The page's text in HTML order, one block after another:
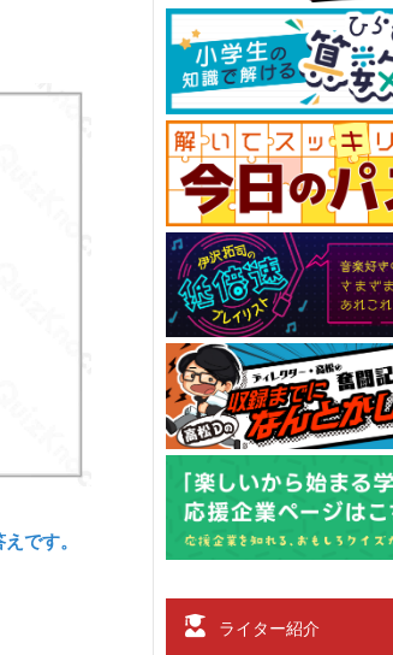
です。
ライター紹介